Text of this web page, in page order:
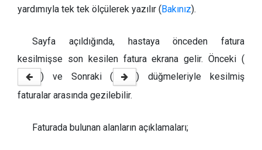
yardımıyla tek tek ölçülerek yazılır (Bakınız).
Sayfa açıldığında, hastaya önceden fatura
kesilmişse son kesilen fatura ekrana gelir. Önceki (
) ve Sonraki (
) düğmeleriyle kesilmiş
faturalar arasında gezilebilir.
Faturada bulunan alanların açıklamaları;